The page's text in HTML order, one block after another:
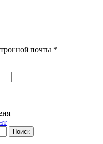
почты *
Поиск